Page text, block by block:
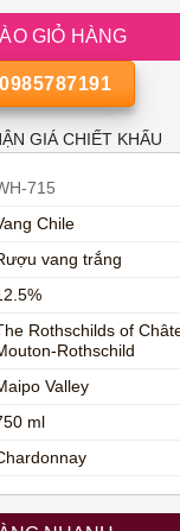
GIỎ HÀNG
GIÁ CHIẾT KHẤU
715
Chile
vang trắng
Rothschilds of
Rothschild
Valley
ml